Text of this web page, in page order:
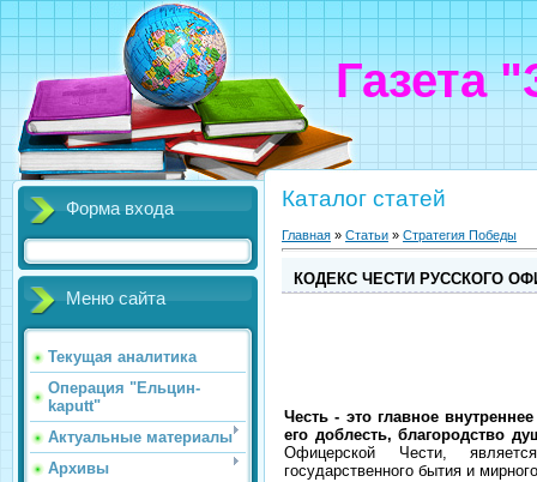
Газета
Форма входа
Меню сайта
Текущая аналитика
Операция "Ельцин-
kaputt"
Актуальные материалы
Архивы
Каталог статей
Главная » Статьи » Стратегия Победы
КОДЕКС ЧЕСТИ РУССКОГО
Честь - это главное
его доблесть, благородство
Офицерской Чести,
государственного бытия и